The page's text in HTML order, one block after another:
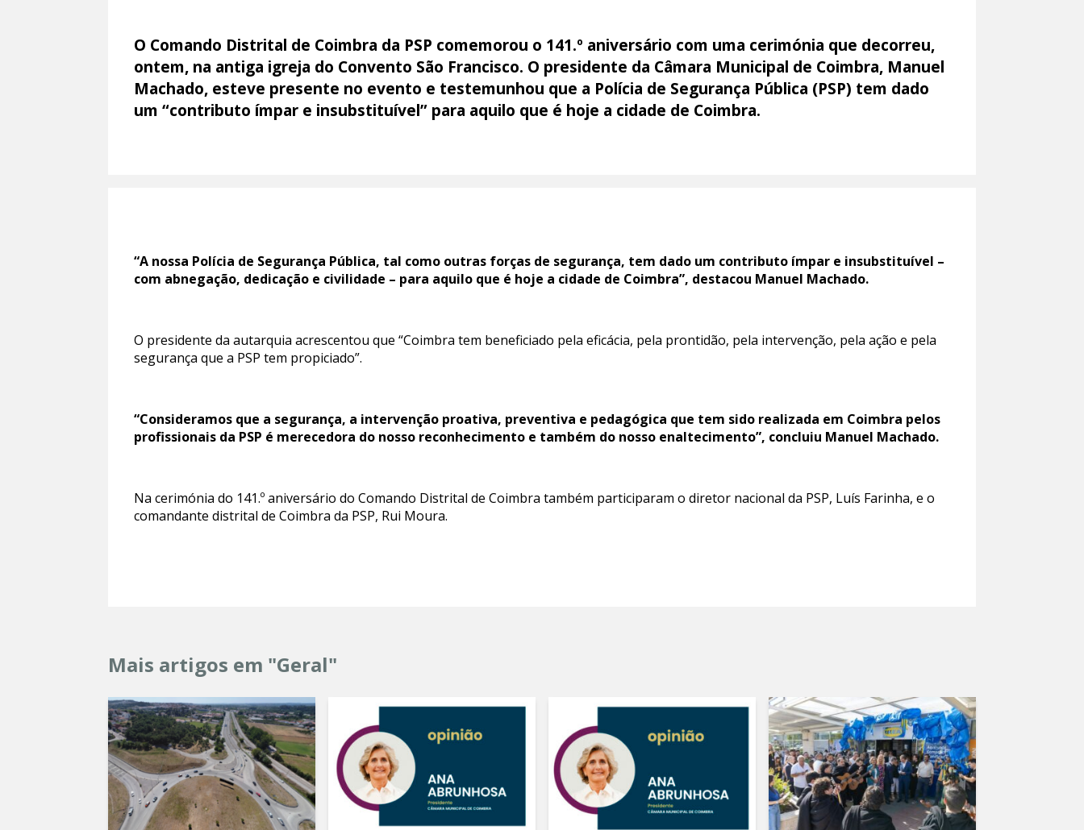
O Comando Distrital de Coimbra da PSP comemorou o 141.º aniversário com uma cerimónia que decorreu,
ontem, na antiga igreja do Convento São Francisco. O presidente da Câmara Municipal de Coimbra, Manuel
Machado, esteve presente no evento e testemunhou que a Polícia de Segurança Pública (PSP) tem dado
um “contributo ímpar e insubstituível” para aquilo que é hoje a cidade de Coimbra.
“A nossa Polícia de Segurança Pública, tal como outras forças de segurança, tem dado um contributo ímpar e insubstituível –
com abnegação, dedicação e civilidade – para aquilo que é hoje a cidade de Coimbra”, destacou Manuel Machado.
O presidente da autarquia acrescentou que “Coimbra tem beneficiado pela eficácia, pela prontidão, pela intervenção, pela ação e pela
segurança que a PSP tem propiciado”.
“Consideramos que a segurança, a intervenção proativa, preventiva e pedagógica que tem sido realizada em Coimbra pelos
profissionais da PSP é merecedora do nosso reconhecimento e também do nosso enaltecimento”, concluiu Manuel Machado.
Na cerimónia do 141.º aniversário do Comando Distrital de Coimbra também participaram o diretor nacional da PSP, Luís Farinha, e o
comandante distrital de Coimbra da PSP, Rui Moura.
Mais artigos em "Geral"